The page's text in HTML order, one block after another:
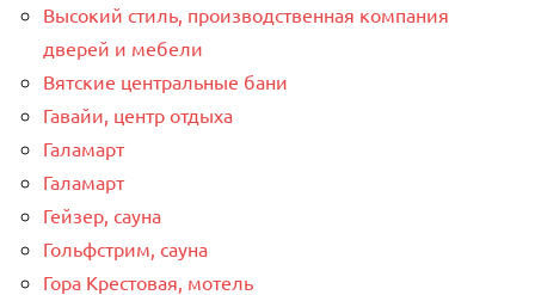
Высокий стиль, производственная компания
дверей и мебели
Вятские центральные бани
Гавайи, центр отдыха
Галамарт
Галамарт
Гейзер, сауна
Гольфстрим, сауна
Гора Крестовая, мотель